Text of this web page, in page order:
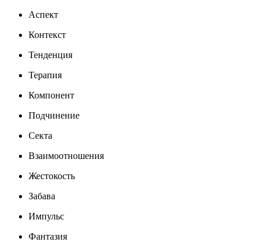
Аспект
Контекст
Тенденция
Терапия
Компонент
Подчинение
Секта
Взаимоотношения
Жестокость
Забава
Импульс
Фантазия